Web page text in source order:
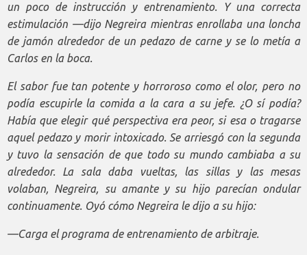
un poco de instrucción y entrenamiento. Y una correcta
estimulación —dijo Negreira mientras enrollaba una loncha
de jamón alrededor de un pedazo de carne y se lo metía a
Carlos en la boca.
El sabor fue tan potente y horroroso como el olor, pero no
podía escupirle la comida a la cara a su jefe. ¿O sí podía?
Había que elegir qué perspectiva era peor, si esa o tragarse
aquel pedazo y morir intoxicado. Se arriesgó con la segunda
y tuvo la sensación de que todo su mundo cambiaba a su
alrededor. La sala daba vueltas, las sillas y las mesas
volaban, Negreira, su amante y su hijo parecían ondular
continuamente. Oyó cómo Negreira le dijo a su hijo:
—Carga el programa de entrenamiento de arbitraje.